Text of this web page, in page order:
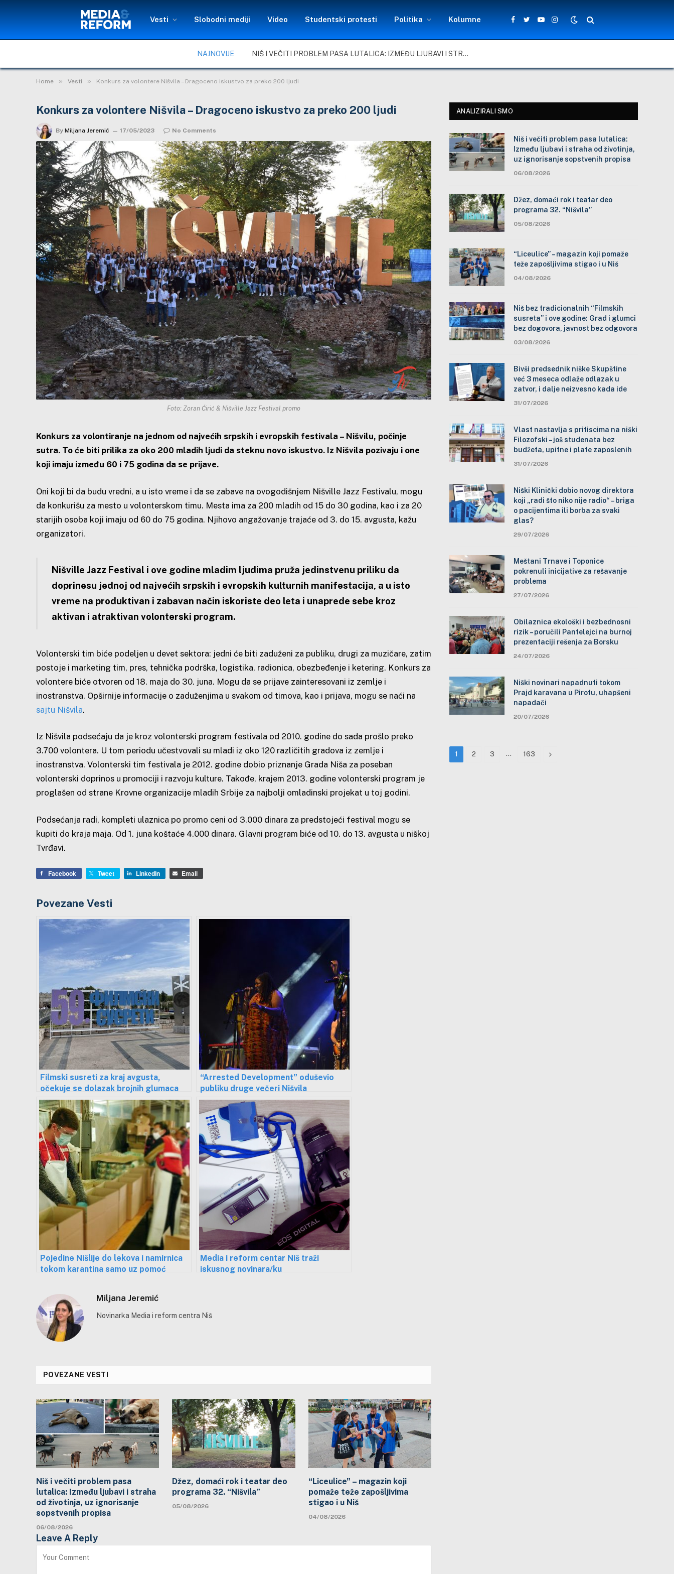
Vesti Slobodni mediji Video Studentski protesti Politika Kolumne
Facebook
TwitterYouTubeInstagram
NAJNOVIJE NIŠ I VEČITI PROBLEM PASA LUTALICA: IZMEĐU LJUBAVI I STRAHA OD ŽIVOTINJA, UZ IGNORISANJE SOPSTVENIH PROPISA
Home » Vesti » Konkurs za volontere Nišvila – Dragoceno iskustvo za preko 200 ljudi
Konkurs za volontere Nišvila – Dragoceno iskustvo za preko 200 ljudi
By Miljana Jeremić 17/05/2023 No Comments
Foto: Zoran Ćirić & Nišville Jazz Festival promo
Konkurs za volontiranje na jednom od najvećih srpskih i evropskih festivala – Nišvilu, počinje
sutra. To će biti prilika za oko 200 mladih ljudi da steknu novo iskustvo. Iz Nišvila pozivaju i one
koji imaju između 60 i 75 godina da se prijave.
Oni koji bi da budu vredni, a u isto vreme i da se zabave na ovogodišnjem Nišville Jazz Festivalu, mogu
da konkurišu za mesto u volonterskom timu. Mesta ima za 200 mladih od 15 do 30 godina, kao i za 20
starijih osoba koji imaju od 60 do 75 godina. Njihovo angažovanje trajaće od 3. do 15. avgusta, kažu
organizatori.
Nišville Jazz Festival i ove godine mladim ljudima pruža jedinstvenu priliku da
doprinesu jednoj od najvećih srpskih i evropskih kulturnih manifestacija, a u isto
vreme na produktivan i zabavan način iskoriste deo leta i unaprede sebe kroz
aktivan i atraktivan volonterski program.
Volonterski tim biće podeljen u devet sektora: jedni će biti zaduženi za publiku, drugi za muzičare, zatim
postoje i marketing tim, pres, tehnička podrška, logistika, radionica, obezbeđenje i ketering. Konkurs za
volontere biće otvoren od 18. maja do 30. juna. Mogu da se prijave zainteresovani iz zemlje i
inostranstva. Opširnije informacije o zaduženjima u svakom od timova, kao i prijava, mogu se naći na
sajtu Nišvila.
Iz Nišvila podsećaju da je kroz volonterski program festivala od 2010. godine do sada prošlo preko
3.700 volontera. U tom periodu učestvovali su mladi iz oko 120 različitih gradova iz zemlje i
inostranstva. Volonterski tim festivala je 2012. godine dobio priznanje Grada Niša za poseban
volonterski doprinos u promociji i razvoju kulture. Takođe, krajem 2013. godine volonterski program je
proglašen od strane Krovne organizacije mladih Srbije za najbolji omladinski projekat u toj godini.
Podsećanja radi, kompleti ulaznica po promo ceni od 3.000 dinara za predstojeći festival mogu se
kupiti do kraja maja. Od 1. juna koštaće 4.000 dinara. Glavni program biće od 10. do 13. avgusta u niškoj
Tvrđavi.
Facebook Tweet LinkedIn Email
Povezane Vesti
Filmski susreti za kraj avgusta,
očekuje se dolazak brojnih glumaca
“Arrested Development” oduševio
publiku druge večeri Nišvila
Pojedine Nišlije do lekova i namirnica
tokom karantina samo uz pomoć
Media i reform centar Niš traži
iskusnog novinara/ku
Miljana Jeremić
Novinarka Media i reform centra Niš
POVEZANE VESTI
Niš i večiti problem pasa
lutalica: Između ljubavi i straha
od životinja, uz ignorisanje
sopstvenih propisa
06/08/2026
Džez, domaći rok i teatar deo
programa 32. “Nišvila”
05/08/2026
“Liceulice” – magazin koji
pomaže teže zapošljivima
stigao i u Niš
04/08/2026
Leave A Reply
ANALIZIRALI SMO
Niš i večiti problem pasa lutalica:
Između ljubavi i straha od životinja,
uz ignorisanje sopstvenih propisa
06/08/2026
Džez, domaći rok i teatar deo
programa 32. “Nišvila”
05/08/2026
“Liceulice” – magazin koji pomaže
teže zapošljivima stigao i u Niš
04/08/2026
Niš bez tradicionalnih “Filmskih
susreta” i ove godine: Grad i glumci
bez dogovora, javnost bez odgovora
03/08/2026
Bivši predsednik niške Skupštine
već 3 meseca odlaže odlazak u
zatvor, i dalje neizvesno kada ide
31/07/2026
Vlast nastavlja s pritiscima na niški
Filozofski – još studenata bez
budžeta, upitne i plate zaposlenih
31/07/2026
Niški Klinički dobio novog direktora
koji „radi što niko nije radio“ – briga
o pacijentima ili borba za svaki
glas?
29/07/2026
Meštani Trnave i Toponice
pokrenuli inicijative za rešavanje
problema
27/07/2026
Obilaznica ekološki i bezbednosni
rizik – poručili Pantelejci na burnoj
prezentaciji rešenja za Borsku
24/07/2026
Niški novinari napadnuti tokom
Prajd karavana u Pirotu, uhapšeni
napadači
20/07/2026
1 2 3 … 163 Next